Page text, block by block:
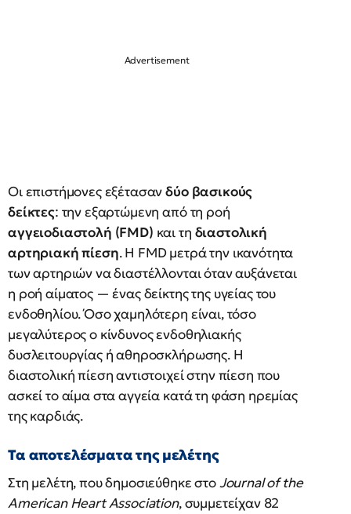
Οι επιστήμονες εξέτασανδύο βασικούς
δείκτες: την εξαρτώμενη από τη ροή
αγγειοδιαστολή (FMD) και τη διαστολική
αρτηριακή πίεση. Η FMD μετρά την ικανότητα
των αρτηριών να διαστέλλονται όταν αυξάνεται
η ροή αίματος — ένας δείκτης της υγείας του
ενδοθηλίου. Όσο χαμηλότερη είναι, τόσο
μεγαλύτερος ο κίνδυνος ενδοθηλιακής
δυσλειτουργίας ή αθηροσκλήρωσης. Η
διαστολική πίεση αντιστοιχεί στην πίεση που
ασκεί το αίμα στα αγγεία κατά τη φάση ηρεμίας
της καρδιάς.
Τα αποτελέσματα της μελέτης
Στη μελέτη, που δημοσιεύθηκε στοJournal of the
American Heart Association, συμμετείχαν 82